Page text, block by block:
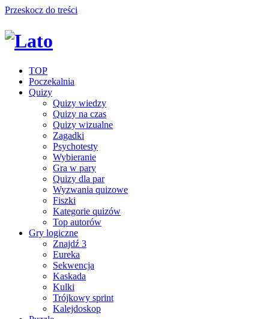
Przeskocz do treści
TOP
Poczekalnia
Quizy
Quizy wiedzy
Quizy na czas
Quizy wizualne
Zagadki
Psychotesty
Wybieranie
Gra w pary
Quizy dla par
Wyzwania quizowe
Fiszki
Kategorie quizów
Top autorów
Gry logiczne
Znajdź 3
Eureka
Sekwencja
Kaskada
Kulki
Trójkowy sprint
Kalejdoskop